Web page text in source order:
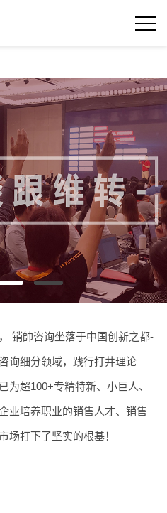
销帥咨询坐落于中国创新之都-
询细分领域，践行打井理论
为超100+专精特新、小巨人、
业培养职业的销售人才、销售
场打下了坚实的根基！